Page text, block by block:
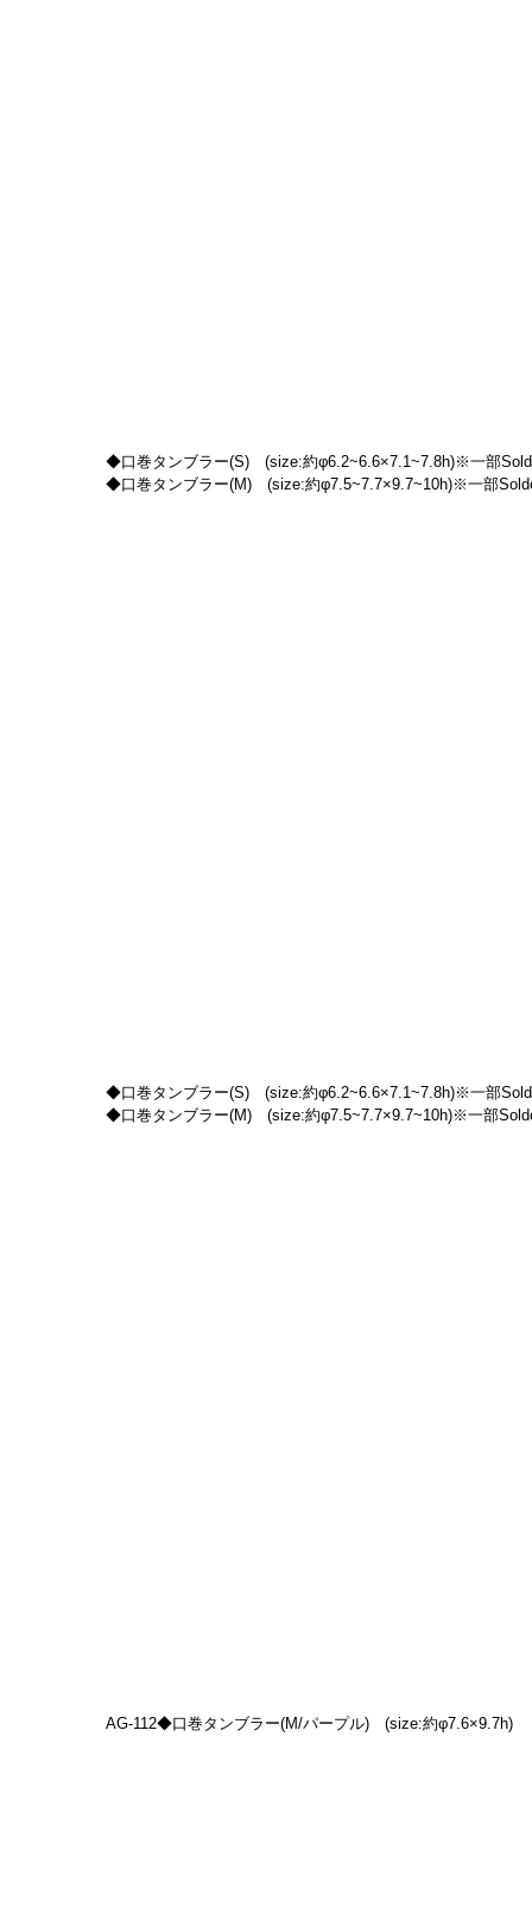
◆口巻タンブラー(S)　(size:約φ6.2~6.6×7.1~7.8h)※一部
◆口巻タンブラー(M)　(size:約φ7.5~7.7×9.7~10h)※一部
◆口巻タンブラー(S)　(size:約φ6.2~6.6×7.1~7.8h)※一部
◆口巻タンブラー(M)　(size:約φ7.5~7.7×9.7~10h)※一部
AG-112◆口巻タンブラー(M/パープル)　(size:約φ7.6×9.7h)